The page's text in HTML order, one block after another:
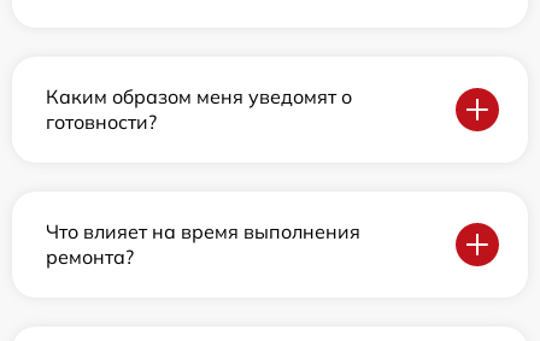
Каким образом меня уведомят о
готовности?
Что влияет на время выполнения
ремонта?